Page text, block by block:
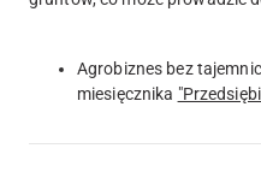
Agrobiznes bez
miesięcznika